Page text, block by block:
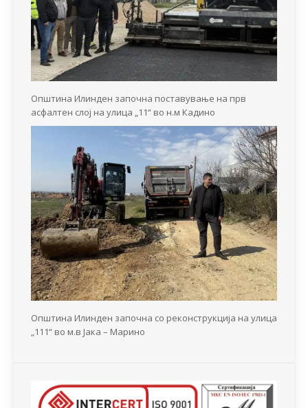
Општина Илинден започна поставување на прв
асфалтен слој на улица „11“ во н.м Кадино
Општина Илинден започна со реконструкција на улица
„111“ во м.в Јака – Марино